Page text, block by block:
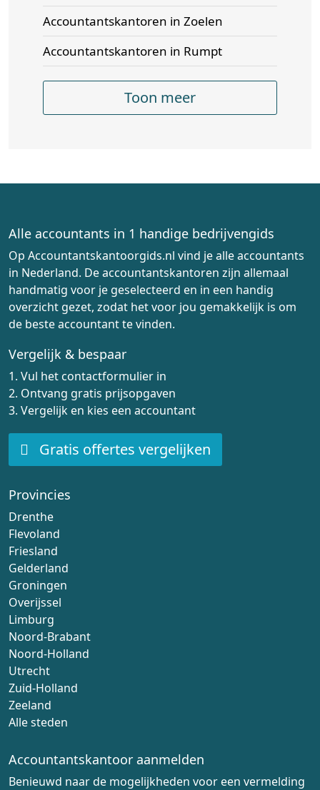
Accountantskantoren in Zoelen
Accountantskantoren in Rumpt
Toon meer
Alle accountants in 1 handige bedrijvengids
Op Accountantskantoorgids.nl vind je alle accountants
in Nederland. De accountantskantoren zijn allemaal
handmatig voor je geselecteerd en in een handig
overzicht gezet, zodat het voor jou gemakkelijk is om
de beste accountant te vinden.
Vergelijk & bespaar
1. Vul het contactformulier in
2. Ontvang gratis prijsopgaven
3. Vergelijk en kies een accountant
Gratis offertes vergelijken
Provincies
Drenthe
Flevoland
Friesland
Gelderland
Groningen
Overijssel
Limburg
Noord-Brabant
Noord-Holland
Utrecht
Zuid-Holland
Zeeland
Alle steden
Accountantskantoor aanmelden
Benieuwd naar de mogelijkheden voor een vermelding